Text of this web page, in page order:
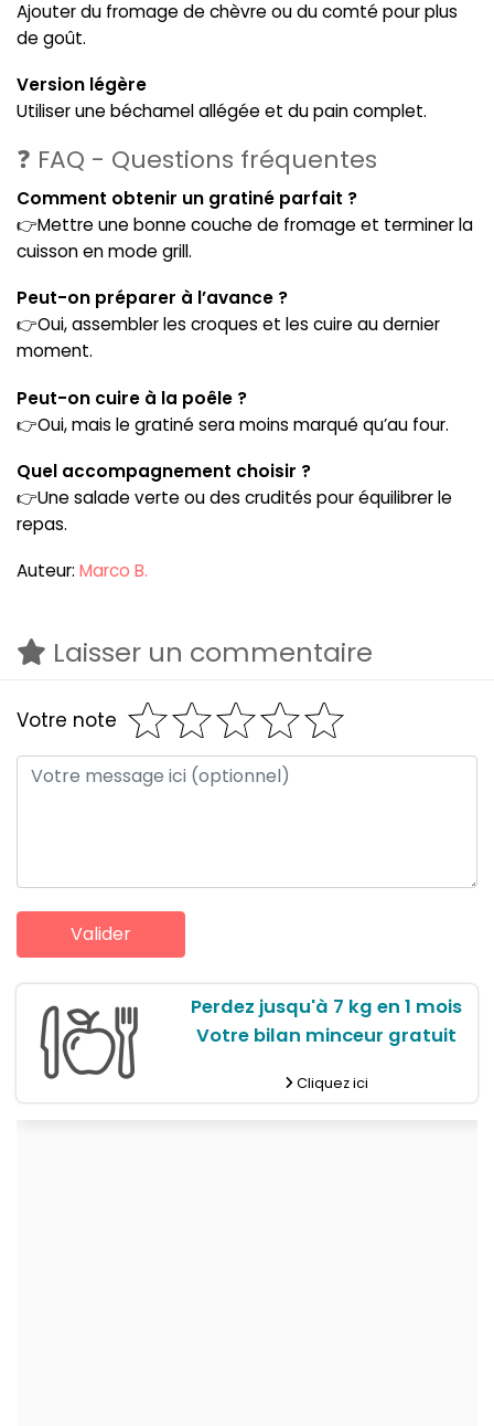
Ajouter du fromage de chèvre ou du comté pour plus
de goût.
Version légère
Utiliser une béchamel allégée et du pain complet.
❓ FAQ - Questions fréquentes
Comment obtenir un gratiné parfait ?
👉Mettre une bonne couche de fromage et terminer la
cuisson en mode grill.
Peut-on préparer à l’avance ?
👉Oui, assembler les croques et les cuire au dernier
moment.
Peut-on cuire à la poêle ?
👉Oui, mais le gratiné sera moins marqué qu’au four.
Quel accompagnement choisir ?
👉Une salade verte ou des crudités pour équilibrer le
repas.
Auteur: Marco B.
Laisser un commentaire
Votre note
Perdez jusqu'à 7 kg en 1 mois
Votre bilan minceur gratuit
Cliquez ici